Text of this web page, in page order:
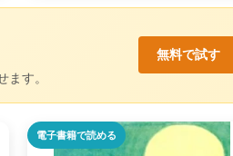
ます。
無料で試す
電子書籍で読める